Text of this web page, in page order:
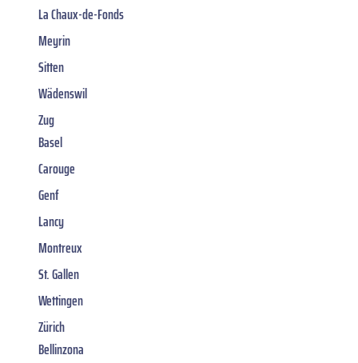
La Chaux-de-Fonds
Meyrin
Sitten
Wädenswil
Zug
Basel
Carouge
Genf
Lancy
Montreux
St. Gallen
Wettingen
Zürich
Bellinzona